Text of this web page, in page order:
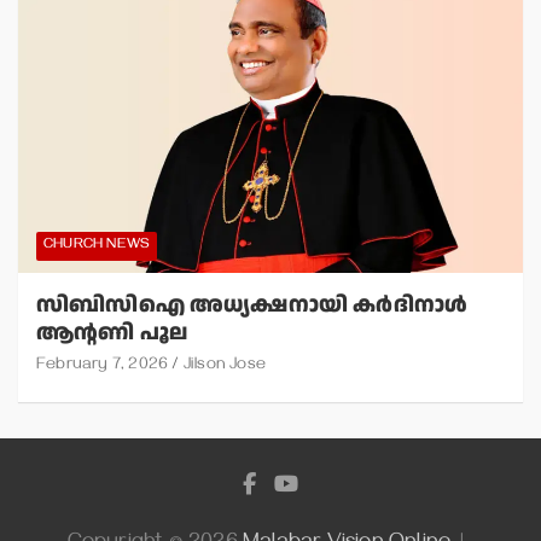
CHURCH NEWS
സിബിസിഐ അധ്യക്ഷനായി കര്‍ദിനാള്‍
ആന്റണി പൂല
February 7, 2026 Jilson Jose